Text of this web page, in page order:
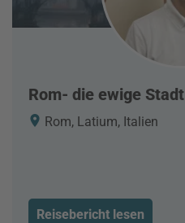
Rom- die ewige Stadt
Rom, Latium, Italien
Reisebericht lesen